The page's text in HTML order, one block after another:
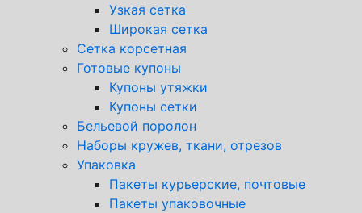
Узкая сетка
Широкая сетка
Сетка корсетная
Готовые купоны
Купоны утяжки
Купоны сетки
Бельевой поролон
Наборы кружев, ткани, отрезов
Упаковка
Пакеты курьерские, почтовые
Пакеты упаковочные